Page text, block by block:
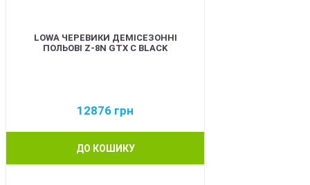
LOWA ЧЕРЕВИКИ ДЕМІСЕЗОННІ
ПОЛЬОВІ Z-8N GTX C BLACK
12876 грн
ДО КОШИКУ